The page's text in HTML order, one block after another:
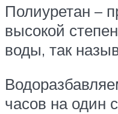
Полиуретан –
высокой
воды, так
часов на один